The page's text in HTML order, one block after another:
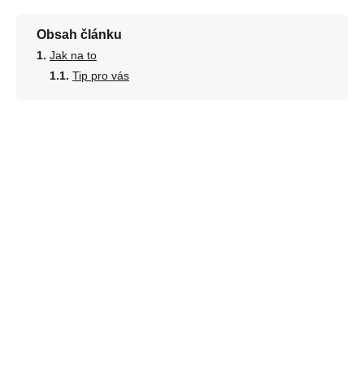
Obsah článku
Jak na to
Tip pro vás